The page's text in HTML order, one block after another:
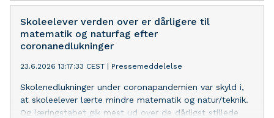
mennesket.
Skoleelever verden over er dårligere til
matematik og naturfag efter
coronanedlukninger
23.6.2026 13:17:33 CEST Pressemeddelelse
Skolenedlukninger under coronapandemien var skyld i,
at skoleelever lærte mindre matematik og natur/teknik.
Og læringstabet gik mest ud over de dårligst stillede